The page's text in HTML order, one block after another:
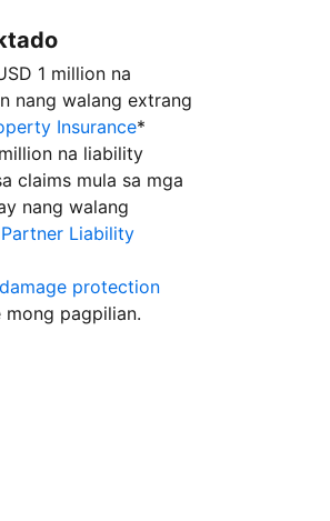
1 million na
nang walang extrang
Insurance*
na liability
claims mula sa mga
nang walang
Partner Liability
damage protection
pagpilian.